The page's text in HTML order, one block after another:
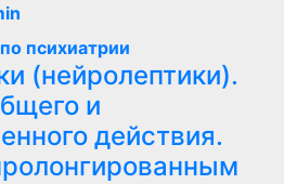
психиатрии
(нейролептики).
и
действия.